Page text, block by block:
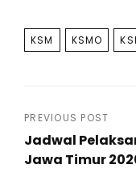
TAGS
KSM KSMO
Post
PREVIOUS POST
Jadwal
Jawa Timur